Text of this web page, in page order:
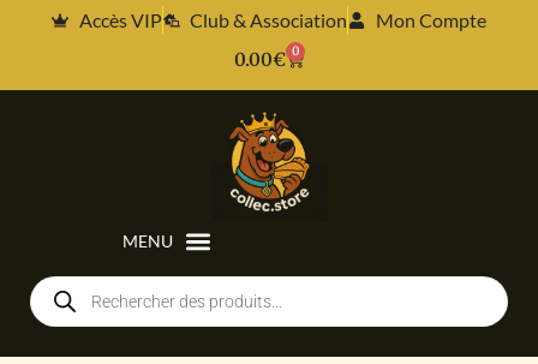
Accès VIP Club & Association
Mon Compte
0.00€ 0